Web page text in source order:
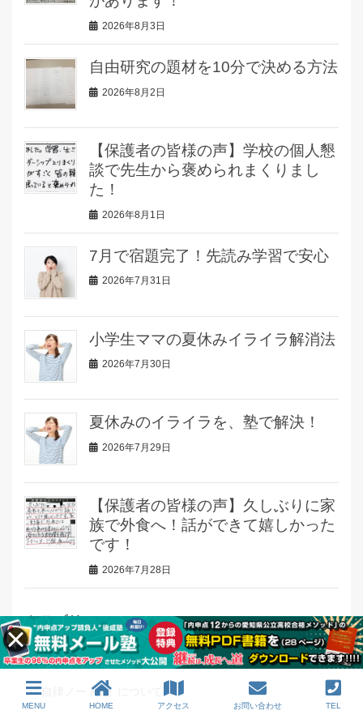
2026年8月3日
自由研究の題材を10分で決める方法
2026年8月2日
【保護者の皆様の声】学校の個人懇
談で先生から褒められまくりまし
た！
2026年8月1日
7月で宿題完了！先読み学習で安心
2026年7月31日
小学生ママの夏休みイライラ解消法
2026年7月30日
夏休みのイライラを、塾で解決！
2026年7月29日
【保護者の皆様の声】久しぶりに家
族で外食へ！話ができて嬉しかった
です！
2026年7月28日
カテゴリー
“内申点アップ請負人”直伝！内申点大辞典
「自律ノート®」について
MENU HOME アクセス お問い合わせ TEL